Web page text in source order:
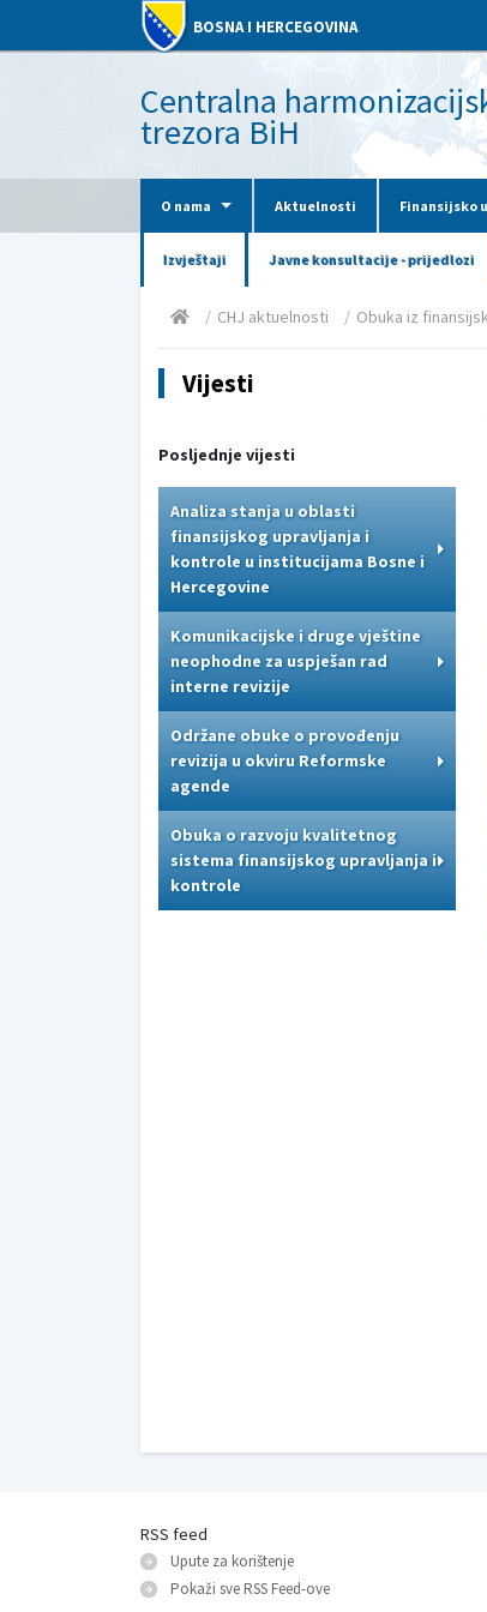
BOSNA I HERCEGOVINA
Centralna
trezora BiH
O nama Aktuelnosti Finansijsko
Izvještaji Javne konsultacije - prijedlozi
CHJ aktuelnosti Obuka iz
Vijesti
Posljednje vijesti
Analiza stanja u oblasti
finansijskog upravljanja i
kontrole u institucijama Bosne i
Hercegovine
Komunikacijske i druge vještine
neophodne za uspješan rad
interne revizije
Održane obuke o provođenju
revizija u okviru Reformske
agende
Obuka o razvoju kvalitetnog
sistema finansijskog upravljanja i
kontrole
RSS feed
Upute za korištenje
Pokaži sve RSS Feed-оve